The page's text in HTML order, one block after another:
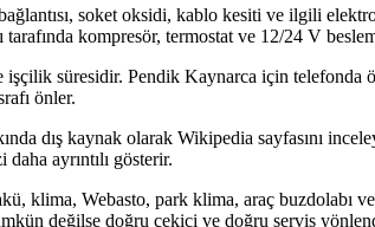
soket oksidi, kablo kesiti ve ilgili
kompresör, termostat ve 12/24 V
süresidir. Pendik Kaynarca için
önler.
dış kaynak olarak Wikipedia sayfasını
ayrıntılı gösterir.
klima, Webasto, park klima, araç buzdolabı
değilse doğru çekici ve doğru servis